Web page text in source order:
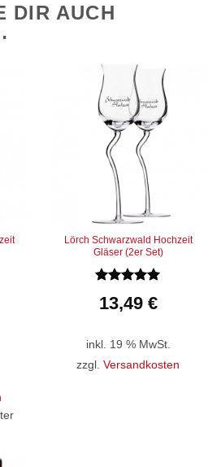
DIR AUCH
Lörch Schwarzwald Hochzeit
Gläser (2er Set)
mit5von
13,49 €
inkl. 19 % MwSt.
zzgl. Versandkosten